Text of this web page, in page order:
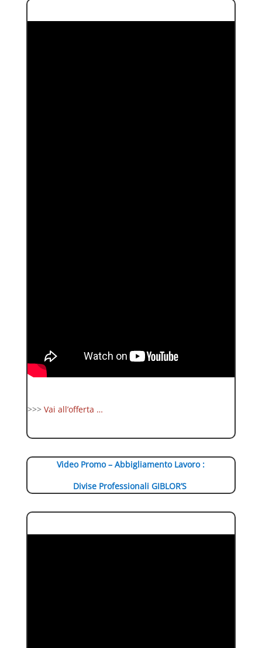
>>> Vai all’offerta …
Video Promo – Abbigliamento Lavoro :
Divise Professionali GIBLOR’S